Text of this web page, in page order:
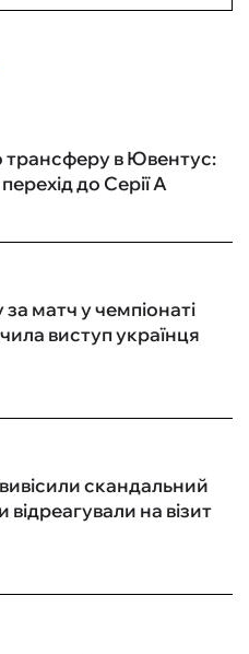
трансферу в Ювентус:
до Серії А
матч у чемпіонаті
виступ українця
скандальний
на візит